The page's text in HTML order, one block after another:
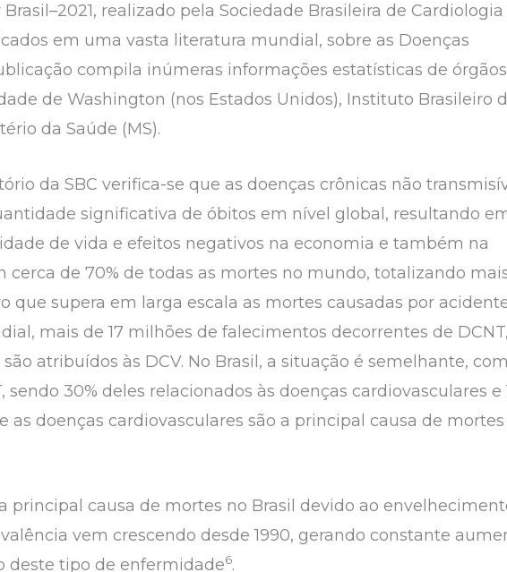
realizado pela Sociedade Brasileira de Cardiologia
em uma vasta literatura mundial, sobre as Doenças
compila inúmeras informações estatísticas de
de Washington (nos Estados Unidos), Instituto Brasileiro
da Saúde (MS).
da SBC verifica-se que as doenças crônicas não
significativa de óbitos em nível global, resultando
de vida e efeitos negativos na economia e também na
cerca de 70% de todas as mortes no mundo, totalizando
que supera em larga escala as mortes causadas por
mais de 17 milhões de falecimentos decorrentes de
atribuídos às DCV. No Brasil, a situação é semelhante, com
30% deles relacionados às doenças cardiovasculares e
as doenças cardiovasculares são a principal causa de
principal causa de mortes no Brasil devido ao
vem crescendo desde 1990, gerando constante
deste tipo de enfermidade6.